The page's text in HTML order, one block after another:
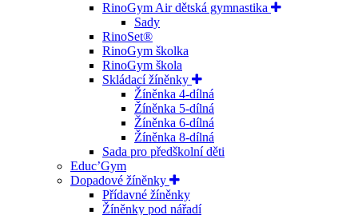
RinoGym Air dětská gymnastika
Sady
RinoSet®
RinoGym školka
RinoGym škola
Skládací žíněnky
Žíněnka 4-dílná
Žíněnka 5-dílná
Žíněnka 6-dílná
Žíněnka 8-dílná
Sada pro předškolní děti
Educ’Gym
Dopadové žíněnky
Přídavné žíněnky
Žíněnky pod nářadí